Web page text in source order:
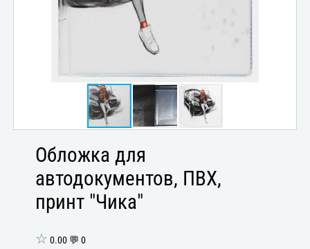
Обложка для
автодокументов, ПВХ,
принт "Чика"
☆ 0.00 💬 0